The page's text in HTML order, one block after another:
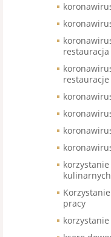
restauracja
restauracje
kulinarnych
pracy